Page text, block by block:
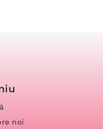
noi